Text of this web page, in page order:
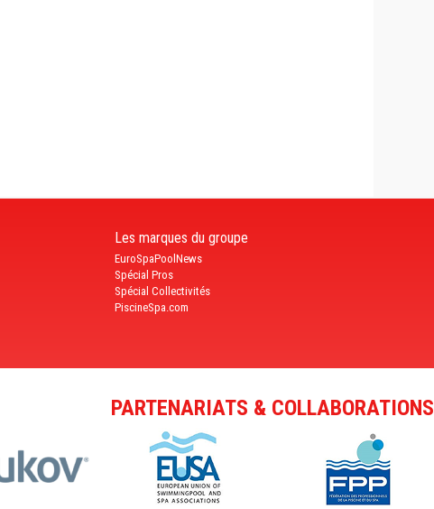
Les marques du groupe
EuroSpaPoolNews
Spécial Pros
Spécial Collectivités
PiscineSpa.com
PARTENARIATS & COLLABORATIONS